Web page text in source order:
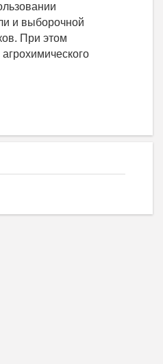
и выборочной
При этом